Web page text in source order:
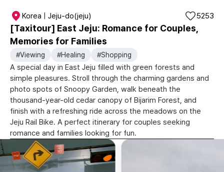
Korea | Jeju-do(jeju)
[Taxitour] East Jeju: Romance for Couples,
Memories for Families
5253
#Viewing #Healing #Shopping
A special day in East Jeju filled with green forests and
simple pleasures. Stroll through the charming gardens and
photo spots of Snoopy Garden, walk beneath the
thousand-year-old cedar canopy of Bijarim Forest, and
finish with a refreshing ride across the meadows on the
Jeju Rail Bike. A perfect itinerary for couples seeking
romance and families looking for fun.